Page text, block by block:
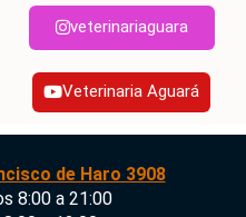
veterinariaguara
Veterinaria Aguará
de Haro 3908
8:00 a 21:00